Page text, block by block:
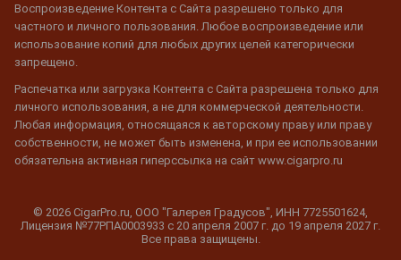
Воспроизведение Контента с Сайта разрешено только для
частного и личного пользования. Любое воспроизведение или
использование копий для любых других целей категорически
запрещено.
Распечатка или загрузка Контента с Сайта разрешена только для
личного использования, а не для коммерческой деятельности.
Любая информация, относящаяся к авторскому праву или праву
собственности, не может быть изменена, и при ее использовании
обязательна активная гиперссылка на сайт www.cigarpro.ru
© 2026 CigarPro.ru, ООО "Галерея Градусов", ИНН 7725501624,
Лицензия №77РПА0003933 c 20 апреля 2007 г. до 19 апреля 2027 г.
Все права защищены.